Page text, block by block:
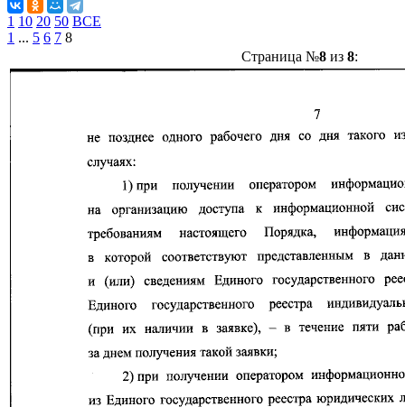
1 10 20 50 ВСЕ
1 ... 5 6 7 8
Страница №8из 8: